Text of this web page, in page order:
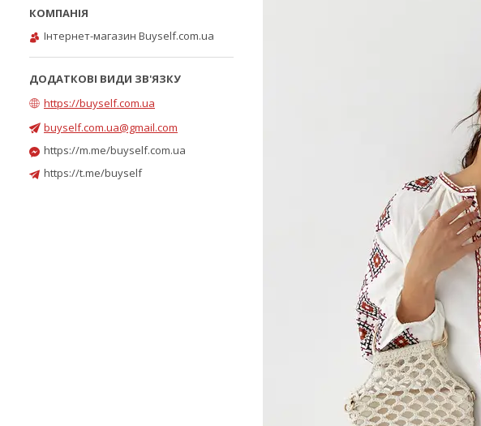
Інтернет-магазин Buyself.com.ua
https://buyself.com.ua
buyself.com.ua@gmail.com
https://m.me/buyself.com.ua
https://t.me/buyself